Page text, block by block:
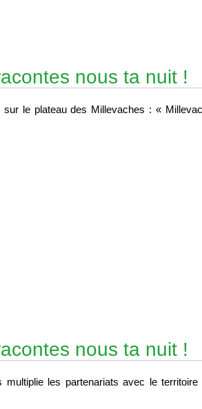
nous ta nuit !
sur le plateau des Millevaches : «
nous ta nuit !
les partenariats avec le territoire